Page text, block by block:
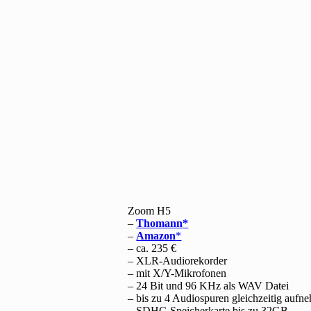
Zoom H5
–Thomann
–Amazon
– ca. 235 €
– XLR-Audiorekorder
– mit X/Y-Mikrofonen
– 24 Bit und 96 KHz als WAV Datei
– bis zu 4 Audiospuren gleichzeitig